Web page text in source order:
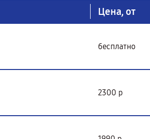
Цена, от
бесплатно
2300 р